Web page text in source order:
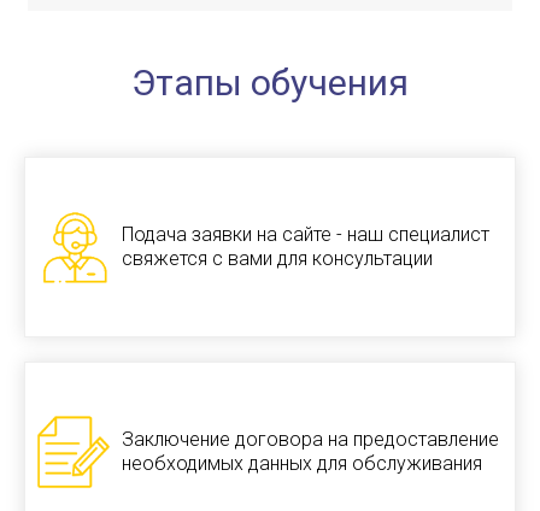
Этапы обучения
Подача заявки на сайте - наш специалист
свяжется с вами для консультации
Заключение договора на предоставление
необходимых данных для обслуживания